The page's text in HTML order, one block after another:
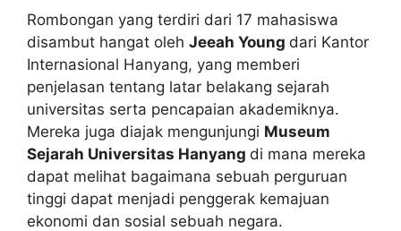
Rombongan yang terdiri dari 17 mahasiswa
disambut hangat oleh Jeeah Young dari Kantor
Internasional Hanyang, yang memberi
penjelasan tentang latar belakang sejarah
universitas serta pencapaian akademiknya.
Mereka juga diajak mengunjungi Museum
Sejarah Universitas Hanyang di mana mereka
dapat melihat bagaimana sebuah perguruan
tinggi dapat menjadi penggerak kemajuan
ekonomi dan sosial sebuah negara.